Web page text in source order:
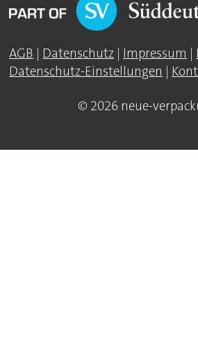
AGB | Datenschutz | Impressum |
Datenschutz-Einstellungen |
© 2026 neue-